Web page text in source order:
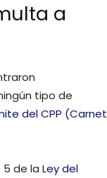
a
tipo de
del CPP (Carnet
5 de la Ley del